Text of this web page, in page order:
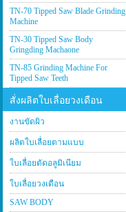
TN-70 Tipped Saw Blade Grinding
Machine
TN-30 Tipped Saw Body
Gringding Machaone
TN-85 Grinding Machine For
Tipped Saw Teeth
สั่งผลิตใบเลื่อยวงเดือน
งานขัดผิว
ผลิตใบเลื่อยตามแบบ
ใบเลื่อยตัดอลูมิเนียม
ใบเลื่อยวงเดือน
SAW BODY